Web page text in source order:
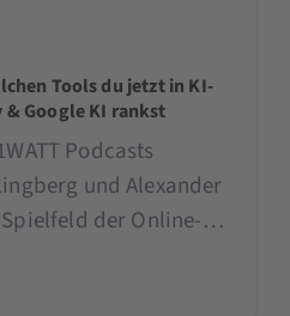
Tools du jetzt in KI-
Google KI rankst
Podcasts
und Alexander
der Online-
Engine